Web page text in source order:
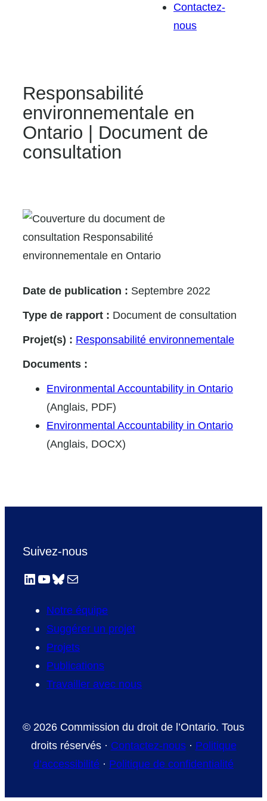
Contactez-
nous
Responsabilité
environnementale en
Ontario | Document de
consultation
Date de publication : Septembre 2022
Type de rapport : Document de consultation
Projet(s) : Responsabilité environnementale
Documents :
Environmental Accountability in Ontario
(Anglais, PDF)
Environmental Accountability in Ontario
(Anglais, DOCX)
Suivez-nous
LinkedIn
YouTube
Bluesky
E-mail
Notre équipe
Suggérer un projet
Projets
Publications
Travailler avec nous
© 2026 Commission du droit de l’Ontario. Tous
droits réservés · Contactez-nous· Politique
d’accessibilité · Politique de confidentialité